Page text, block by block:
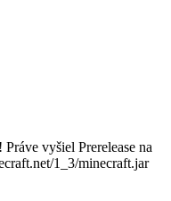
vyšiel Prerelease na
1_3/minecraft.jar